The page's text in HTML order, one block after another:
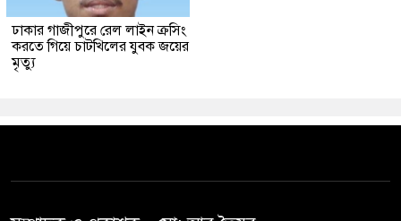
ঢাকার গাজীপুরে রেল লাইন ক্রসিং
করতে গিয়ে চাটখিলের যুবক জয়ের
মৃত্যু